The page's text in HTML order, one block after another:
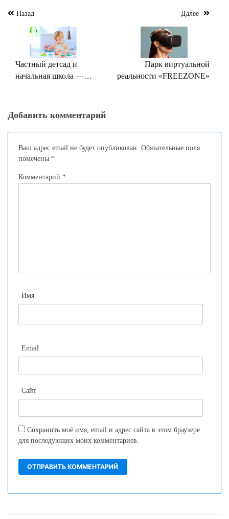
Навигация
записям
Назад
Частный детсад и
начальная школа —
Далее
Парк виртуальной
реальности «FREEZONE»
Добавить комментарий
Ваш адрес email не будет опубликован. Обязательные поля
помечены *
Комментарий *
Имя
Email
Сайт
Сохранить моё имя, email и адрес сайта в этом браузере
для последующих моих комментариев.